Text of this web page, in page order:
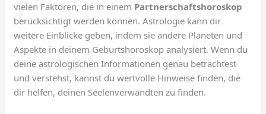
vielen Faktoren, die in einem Partnerschaftshoroskop
berücksichtigt werden können. Astrologie kann dir
weitere Einblicke geben, indem sie andere Planeten und
Aspekte in deinem Geburtshoroskop analysiert. Wenn du
deine astrologischen Informationen genau betrachtest
und verstehst, kannst du wertvolle Hinweise finden, die
dir helfen, deinen Seelenverwandten zu finden.